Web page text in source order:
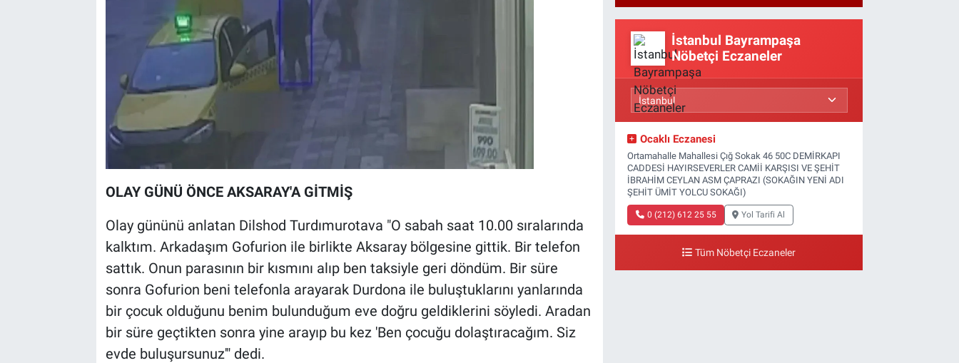
OLAY GÜNÜ ÖNCE AKSARAY'A GİTMİŞ
Olay gününü anlatan Dilshod Turdımurotava "O sabah saat 10.00 sıralarında
kalktım. Arkadaşım Gofurion ile birlikte Aksaray bölgesine gittik. Bir telefon
sattık. Onun parasının bir kısmını alıp ben taksiyle geri döndüm. Bir süre
sonra Gofurion beni telefonla arayarak Durdona ile buluştuklarını yanlarında
bir çocuk olduğunu benim bulunduğum eve doğru geldiklerini söyledi. Aradan
bir süre geçtikten sonra yine arayıp bu kez 'Ben çocuğu dolaştıracağım. Siz
evde buluşursunuz'" dedi.
İstanbul Bayrampaşa
Nöbetçi Eczaneler
Ocaklı Eczanesi
Ortamahalle Mahallesi Çığ Sokak 46 50C DEMİRKAPI
CADDESİ HAYIRSEVERLER CAMİİ KARŞISI VE ŞEHİT
İBRAHİM CEYLAN ASM ÇAPRAZI (SOKAĞIN YENİ ADI
ŞEHİT ÜMİT YOLCU SOKAĞI)
0 (212) 612 25 55 Yol Tarifi Al
Tüm Nöbetçi Eczaneler